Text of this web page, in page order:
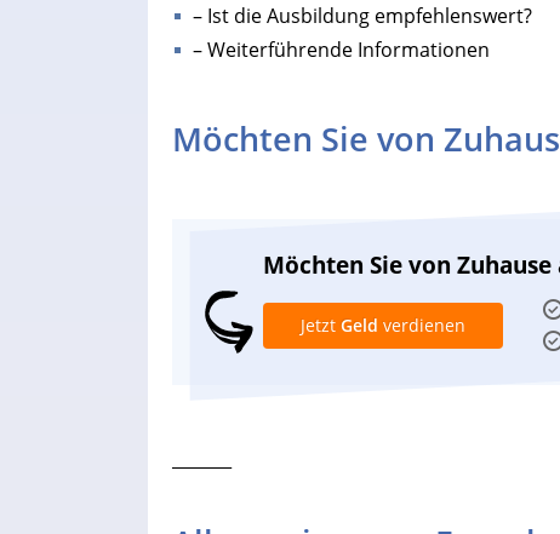
– Ist die Ausbildung empfehlenswert?
– Weiterführende Informationen
Möchten Sie von
Möchten Sie von
Jetzt Geld verdienen